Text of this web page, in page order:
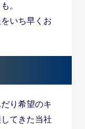
。
いち早くお
り希望のキ
てきた当社